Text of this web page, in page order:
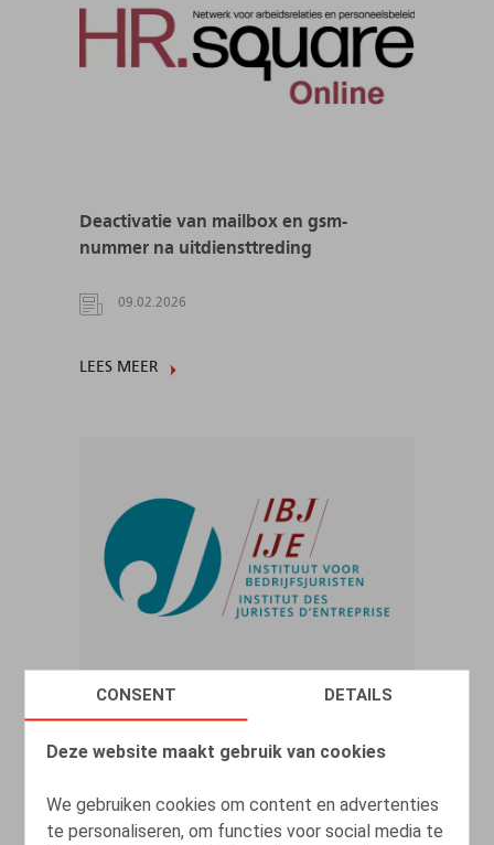
CONSENT DETAILS
Deze website maakt gebruik van cookies
We gebruiken cookies om content en advertenties
te personaliseren, om functies voor social media te
Deactivatie van mailbox en gsm-
nummer na uitdiensttreding
09.02.2026
LEES MEER
Deactivation of mailbox and phone
employment DPA reiterates strict
guidelines